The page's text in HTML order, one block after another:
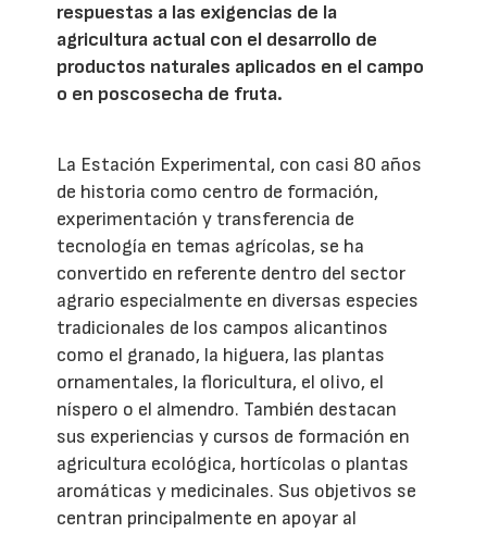
respuestas a las exigencias de la
agricultura actual con el desarrollo de
productos naturales aplicados en el campo
o en poscosecha de fruta.
La Estación Experimental, con casi 80 años
de historia como centro de formación,
experimentación y transferencia de
tecnología en temas agrícolas, se ha
convertido en referente dentro del sector
agrario especialmente en diversas especies
tradicionales de los campos alicantinos
como el granado, la higuera, las plantas
ornamentales, la floricultura, el olivo, el
níspero o el almendro. También destacan
sus experiencias y cursos de formación en
agricultura ecológica, hortícolas o plantas
aromáticas y medicinales. Sus objetivos se
centran principalmente en apoyar al